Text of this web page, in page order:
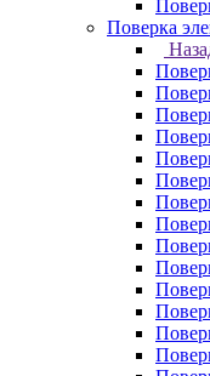
Поверка